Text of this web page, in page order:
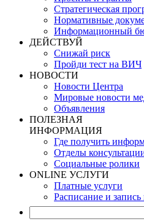
Стратегическая
Нормативные
Информационный
ДЕЙСТВУЙ
Снижай риск
Пройди тест на ВИЧ
НОВОСТИ
Новости Центра
Мировые новости
Объявления
ПОЛЕЗНАЯ
ИНФОРМАЦИЯ
Где получить
Отделы
Социальные ролики
ONLINE УСЛУГИ
Платные услуги
Расписание и